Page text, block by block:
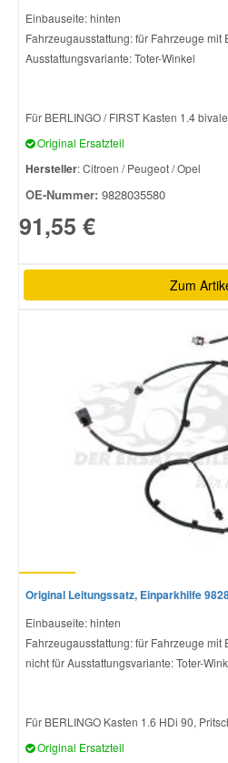
Einbauseite: hinten
Fahrzeugausstattung: für Fahrzeuge mit
Ausstattungsvariante: Toter-Winkel
Für BERLINGO / FIRST Kasten 1.4
Original Ersatzteil
Hersteller: Citroen / Peugeot / Opel
OE-Nummer: 9828035580
91,55 €
Zum
Original Leitungssatz, Einparkhilfe
Einbauseite: hinten
Fahrzeugausstattung: für Fahrzeuge mit
nicht für Ausstattungsvariante: Toter-
Für BERLINGO Kasten 1.6 HDi 90,
Original Ersatzteil